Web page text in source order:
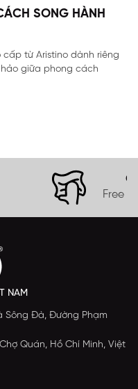
SONG HÀNH
cấp từ Aristino dành riêng
giữa phong cách
Free
NAM
Sông Đà, Đường Phạm
Quán, Hồ Chí Minh, Việt